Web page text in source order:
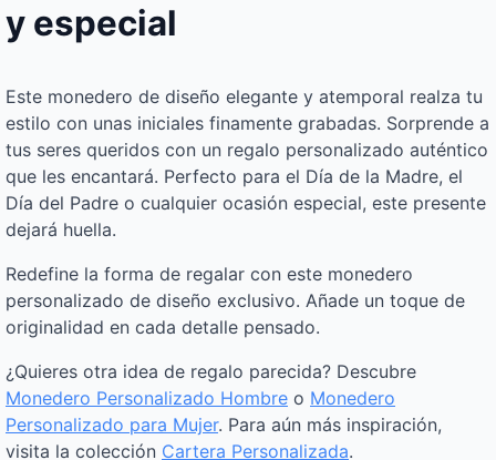
y especial
Este monedero de diseño elegante y atemporal realza tu
estilo con unas iniciales finamente grabadas. Sorprende a
tus seres queridos con un regalo personalizado auténtico
que les encantará. Perfecto para el Día de la Madre, el
Día del Padre o cualquier ocasión especial, este presente
dejará huella.
Redefine la forma de regalar con este monedero
personalizado de diseño exclusivo. Añade un toque de
originalidad en cada detalle pensado.
¿Quieres otra idea de regalo parecida? Descubre
Monedero Personalizado Hombre o Monedero
Personalizado para Mujer. Para aún más inspiración,
visita la colección Cartera Personalizada.